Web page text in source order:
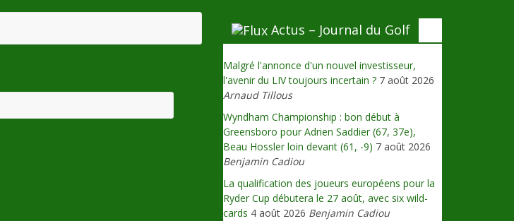
Actus – Journal du Golf
Malgré l'annonce d'un nouvel investisseur,
l'avenir du LIV toujours incertain ? 7 août 2026
Arnaud Tillous
Wyndham Championship : bon début à
Greensboro pour Adrien Saddier (67, 37e),
Beau Hossler loin devant (61, -9) 7 août 2026
Benjamin Cadiou
La qualification des joueurs européens pour la
Ryder Cup débutera le 27 août, avec six wild-
cards 4 août 2026 Benjamin Cadiou